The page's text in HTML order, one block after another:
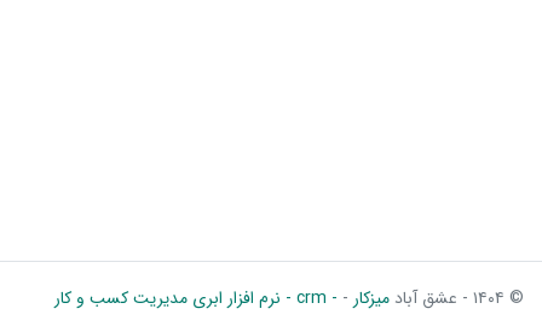
© ۱۴۰۴ - عشق آباد میزکار - - crm - نرم افزار ابری مدیریت کسب و کار